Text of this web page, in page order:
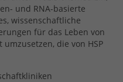
und RNA-basierte
wissenschaftliche
für das Leben von
die von HSP